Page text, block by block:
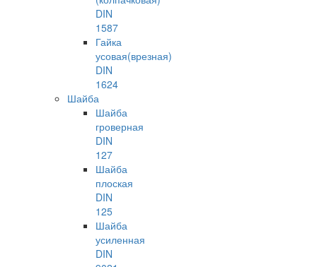
DIN
1587
Гайка
усовая(врезная)
DIN
1624
Шайба
Шайба
гроверная
DIN
127
Шайба
плоская
DIN
125
Шайба
усиленная
DIN